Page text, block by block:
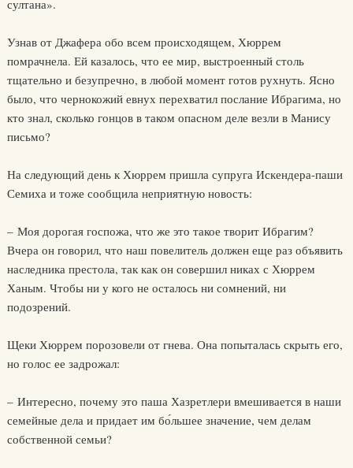
султана».
Узнав от Джафера обо всем происходящем, Хюррем
помрачнела. Ей казалось, что ее мир, выстроенный столь
тщательно и безупречно, в любой момент готов рухнуть. Ясно
было, что чернокожий евнух перехватил послание Ибрагима, но
кто знал, сколько гонцов в таком опасном деле везли в Манису
письмо?
На следующий день к Хюррем пришла супруга Искендера-паши
Семиха и тоже сообщила неприятную новость:
– Моя дорогая госпожа, что же это такое творит Ибрагим?
Вчера он говорил, что наш повелитель должен еще раз объявить
наследника престола, так как он совершил никах с Хюррем
Ханым. Чтобы ни у кого не осталось ни сомнений, ни
подозрений.
Щеки Хюррем порозовели от гнева. Она попыталась скрыть его,
но голос ее задрожал:
– Интересно, почему это паша Хазретлери вмешивается в наши
семейные дела и придает им бо́льшее значение, чем делам
собственной семьи?